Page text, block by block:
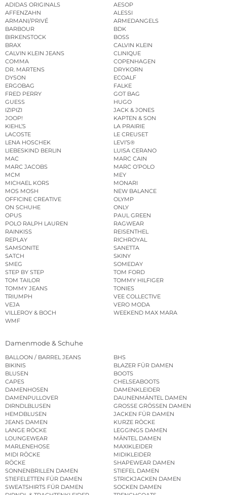
ADIDAS ORIGINALS
AESOP
AFFENZAHN
ALESSI
ARMANI/PRIVÉ
ARMEDANGELS
BARBOUR
BDK
BIRKENSTOCK
BOSS
BRAX
CALVIN KLEIN
CALVIN KLEIN JEANS
CLINIQUE
COMMA
COPENHAGEN
DR. MARTENS
DRYKORN
DYSON
ECOALF
ERGOBAG
FALKE
FRED PERRY
GOT BAG
GUESS
HUGO
IZIPIZI
JACK & JONES
JOOP!
KAPTEN & SON
KIEHL’S
LA PRAIRIE
LACOSTE
LE CREUSET
LENA HOSCHEK
LEVI’S®
LIEBESKIND BERLIN
LUISA CERANO
MAC
MARC CAIN
MARC JACOBS
MARC O’POLO
MCM
MEY
MICHAEL KORS
MONARI
MOS MOSH
NEW BALANCE
OFFICINE CREATIVE
OLYMP
ON SCHUHE
ONLY
OPUS
PAUL GREEN
POLO RALPH LAUREN
RAGWEAR
RAINKISS
REISENTHEL
REPLAY
RICHROYAL
SAMSONITE
SANETTA
SATCH
SKINY
SMEG
SOMEDAY
STEP BY STEP
TOM FORD
TOM TAILOR
TOMMY HILFIGER
TOMMY JEANS
TONIES
TRIUMPH
VEE COLLECTIVE
VEJA
VERO MODA
VILLEROY & BOCH
WEEKEND MAX MARA
WMF
Damenmode & Schuhe
BALLOON / BARREL JEANS
BHS
BIKINIS
BLAZER FÜR DAMEN
BLUSEN
BOOTS
CAPES
CHELSEABOOTS
DAMENHOSEN
DAMENKLEIDER
DAMENPULLOVER
DAUNENMÄNTEL DAMEN
DIRNDLBLUSEN
GROSSE GRÖSSEN DAMEN
HEMDBLUSEN
JACKEN FÜR DAMEN
JEANS DAMEN
KURZE RÖCKE
LANGE RÖCKE
LEGGINGS DAMEN
LOUNGEWEAR
MÄNTEL DAMEN
MARLENEHOSE
MAXIKLEIDER
MIDI RÖCKE
MIDIKLEIDER
RÖCKE
SHAPEWEAR DAMEN
SONNENBRILLEN DAMEN
STIEFEL DAMEN
STIEFELETTEN FÜR DAMEN
STRICKJACKEN DAMEN
SWEATSHIRTS FÜR DAMEN
SOCKEN DAMEN